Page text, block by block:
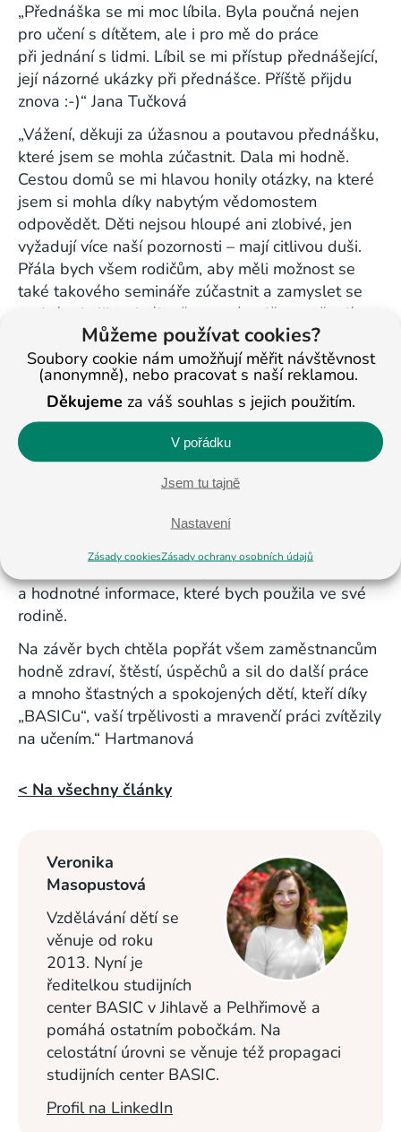
Můžeme používat cookies?
Soubory cookie nám umožňují měřit návštěvnost
(anonymně), nebo pracovat s naší reklamou.
Děkujeme za váš souhlas s jejich použitím.
V pořádku
Jsem tu tajně
Nastavení
Zásady cookiesZásady ochrany osobních údajů
„Přednáška se mi moc líbila. Byla poučná nejen
pro učení s dítětem, ale i pro mě do práce
při jednání s lidmi. Líbil se mi přístup přednášející,
její názorné ukázky při přednášce. Příště přijdu
znova :-)“Jana Tučková
„Vážení, děkuji za úžasnou a poutavou přednášku,
které jsem se mohla zúčastnit. Dala mi hodně.
Cestou domů se mi hlavou honily otázky, na které
jsem si mohla díky nabytým vědomostem
odpovědět. Děti nejsou hloupé ani zlobivé, jen
vyžadují více naší pozornosti – mají citlivou duši.
Přála bych všem rodičům, aby měli možnost se
také takového semináře zúčastnit a zamyslet se
nad tím, kolik volného času svým dětem věnují.
Kdo jiný, než máma s tátou by jim měli stát na
blízku, když potřebují jejich radu nebo pomoc. Je
třeba zajímat se více o jejich prospěch, co dělají ve
volném čase, jaké mají tužby, přání, trápení, víc si
povídat a dát jim prostor i na jejich názor. Děti jsou
totiž naší věrnou kopií. Co do nich dáme, to také
udělala spoustu chyb, kterých dodnes lituji.
Škoda, že už dříve nebyl „BASIC“, či jiná
a hodnotné informace, které bych použila ve své
rodině.
Na závěr bych chtěla popřát všem zaměstnancům
hodně zdraví, štěstí, úspěchů a sil do další práce
a mnoho šťastných a spokojených dětí, kteří díky
„BASICu“, vaší trpělivosti a mravenčí práci zvítězily
na učením.“ Hartmanová
< Na všechny články
Veronika
Masopustová
Vzdělávání dětí se
věnuje od roku
2013. Nyní je
ředitelkou studijních
center BASIC v Jihlavě a Pelhřimově a
pomáhá ostatním pobočkám. Na
celostátní úrovni se věnuje též propagaci
studijních center BASIC.
Profil na LinkedIn